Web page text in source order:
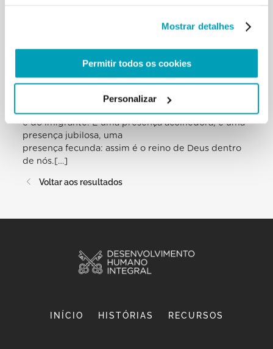
Mostrar detalhes
Permitir todos os cookies
Personalizar
de Jesus na nossa vida. Uma
às exigências dos irmãos; uma
presença que convida a acolher qualquer outra
e do imigrante. É uma presença acolhedora, é uma
presença jubilosa, uma
presença fecunda: assim é o reino de Deus dentro
de nós.[…]
Voltar aos resultados
INÍCIO HISTÓRIAS RECURSOS